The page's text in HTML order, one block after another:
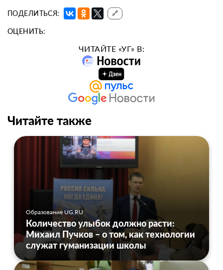
ПОДЕЛИТЬСЯ: 🔗
ОЦЕНИТЬ:
ЧИТАЙТЕ «УГ» В:
Читайте также
Образование UG.RU
Количество улыбок должно расти:
Михаил Пучков – о том, как технологии
служат гуманизации школы